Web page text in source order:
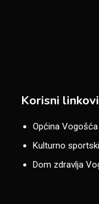
Korisni linkovi
Općina
Kulturno
Dom zdravlja